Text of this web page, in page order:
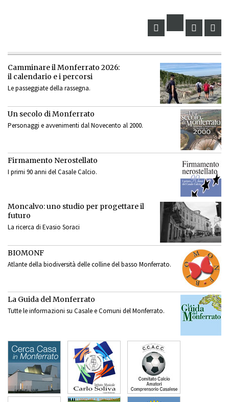
Camminare il Monferrato 2026:
il calendario e i percorsi
Le passeggiate della rassegna.
Un secolo di Monferrato
Personaggi e avvenimenti dal Novecento al 2000.
Firmamento Nerostellato
I primi 90 anni del Casale Calcio.
Moncalvo: uno studio per progettare il
futuro
La ricerca di Evasio Soraci
BIOMONF
Atlante della biodiversità delle colline del basso Monferrato.
La Guida del Monferrato
Tutte le informazioni su Casale e Comuni del Monferrato.